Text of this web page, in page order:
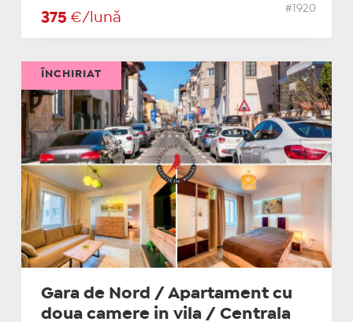
375 €/lună
#1920
Gara de Nord / Apartament cu
doua camere in vila / Centrala
ÎNCHIRIAT